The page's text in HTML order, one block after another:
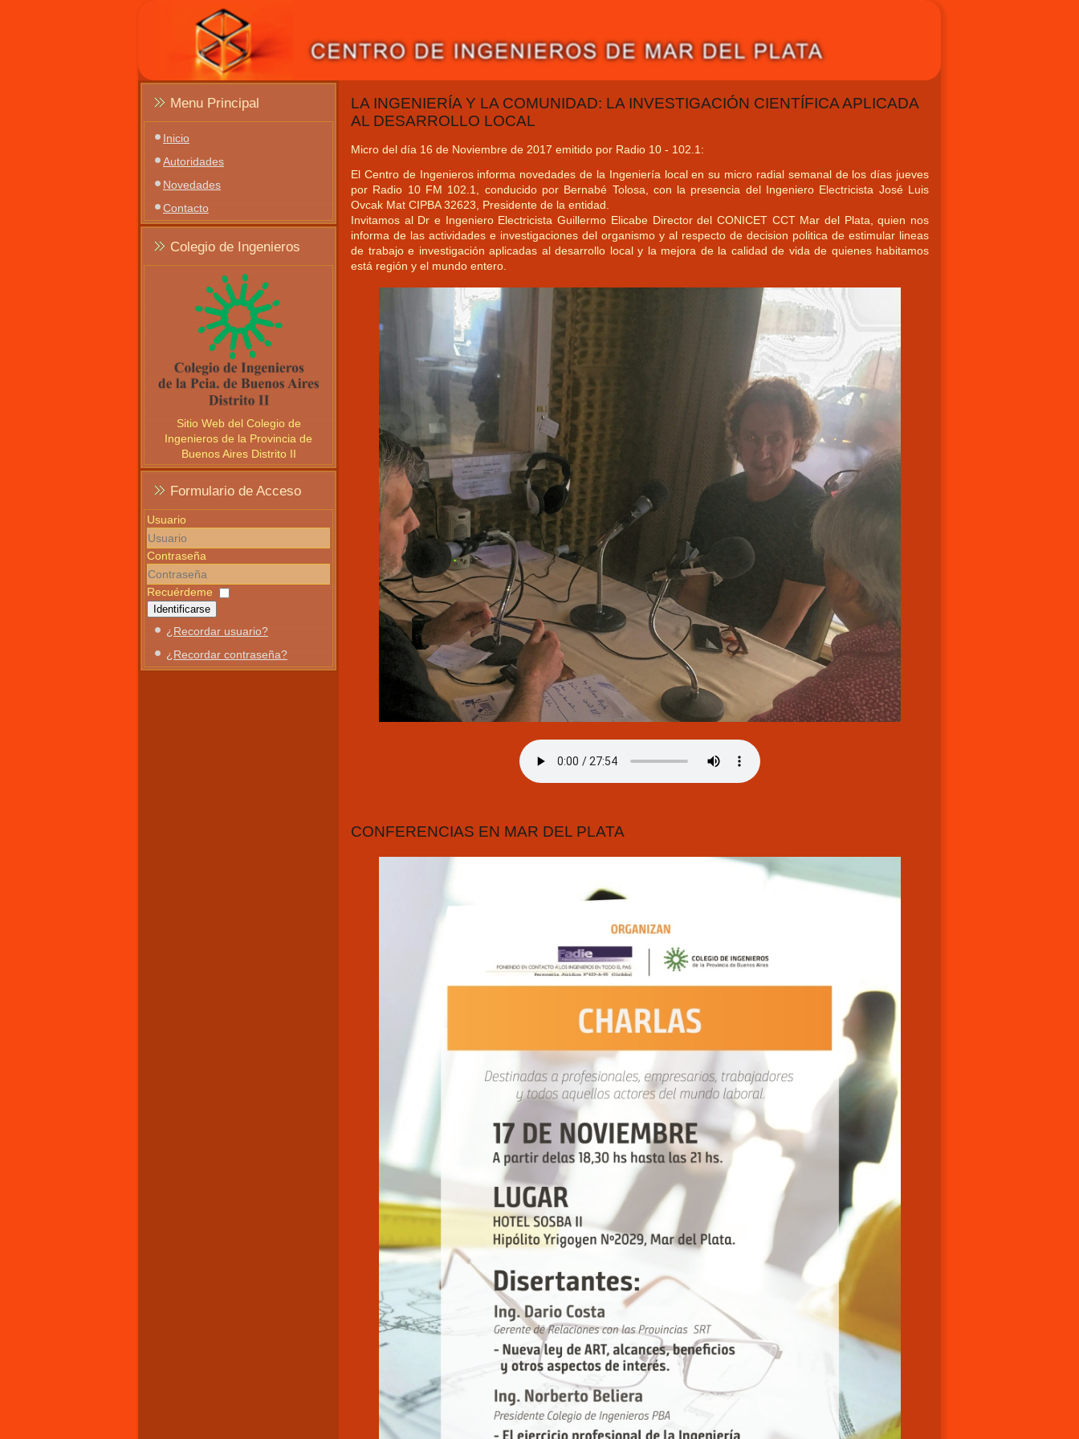
Menu Principal
Inicio
Autoridades
Novedades
Contacto
Colegio de Ingenieros
Sitio Web del Colegio de
Ingenieros de la Provincia de
Buenos Aires Distrito II
Formulario de Acceso
Usuario
Contraseña
Recuérdeme
Identificarse
¿Recordar usuario?
¿Recordar contraseña?
LA INGENIERÍA Y LA COMUNIDAD: LA INVESTIGACIÓN CIENTÍFICA APLICADA
AL DESARROLLO LOCAL
Micro del día 16 de Noviembre de 2017 emitido por Radio 10 - 102.1:
El Centro de Ingenieros informa novedades de la Ingeniería local en su micro radial semanal de los días jueves
por Radio 10 FM 102.1, conducido por Bernabé Tolosa, con la presencia del Ingeniero Electricista José Luis
Ovcak Mat CIPBA 32623, Presidente de la entidad.
Invitamos al Dr e Ingeniero Electricista Guillermo Elicabe Director del CONICET CCT Mar del Plata, quien nos
informa de las actividades e investigaciones del organismo y al respecto de decision politica de estimular lineas
de trabajo e investigación aplicadas al desarrollo local y la mejora de la calidad de vida de quienes habitamos
está región y el mundo entero.
CONFERENCIAS EN MAR DEL PLATA